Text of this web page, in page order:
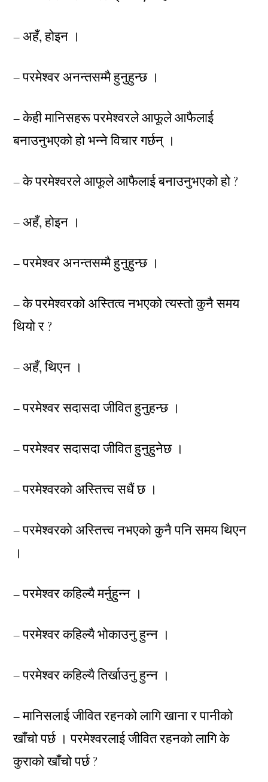
– अहँ, होइन ।
– परमेश्वर अनन्तसम्मै हुनुहुन्छ ।
– केही मानिसहरू परमेश्वरले आफूले आफैलाई
बनाउनुभएको हो भन्ने विचार गर्छन् ।
– के परमेश्वरले आफूले आफैलाई बनाउनुभएको हो ?
– अहँ, होइन ।
– परमेश्वर अनन्तसम्मै हुनुहुन्छ ।
– के परमेश्वरको अस्तित्व नभएको त्यस्तो कुनै समय
थियो र ?
– अहँ, थिएन ।
– परमेश्वर सदासदा जीवित हुनुहन्छ ।
– परमेश्वर सदासदा जीवित हुनुहुनेछ ।
– परमेश्वरको अस्तित्त्व सधैं छ ।
– परमेश्वरको अस्तित्त्व नभएको कुनै पनि समय थिएन
।
– परमेश्वर कहिल्यै मर्नुहुन्न ।
– परमेश्वर कहिल्यै भोकाउनु हुन्न ।
– परमेश्वर कहिल्यै तिर्खाउनु हुन्न ।
– मानिसलाई जीवित रहनको लागि खाना र पानीको
खाँचो पर्छ । परमेश्वरलाई जीवित रहनको लागि के
कुराको खाँचो पर्छ ?